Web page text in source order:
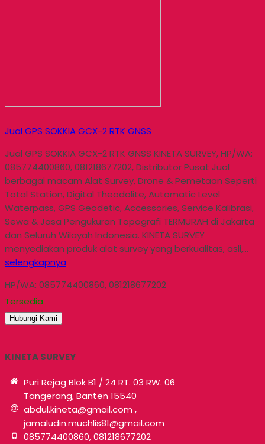
Jual GPS SOKKIA GCX-2 RTK GNSS
Jual GPS SOKKIA GCX-2 RTK GNSS KINETA SURVEY, HP/WA:
085774400860, 081218677202, Distributor Pusat Jual
berbagai macam Alat Survey, Drone & Pemetaan Seperti
Total Station, Digital Theodolite, Automatic Level
Waterpass, GPS Geodetic, Accessories, Service Kalibrasi,
Sewa & Jasa Pengukuran Topografi TERMURAH di Jakarta
dan Seluruh Wilayah Indonesia. KINETA SURVEY
menyediakan produk alat survey yang berkualitas, asli,…
selengkapnya
HP/WA: 085774400860, 081218677202
Tersedia
Hubungi Kami
KINETA SURVEY
Puri Rejag Blok B1 / 24 RT. 03 RW. 06
Tangerang, Banten 15540
abdul.kineta@gmail.com ,
jamaludin.muchlis81@gmail.com
085774400860, 081218677202